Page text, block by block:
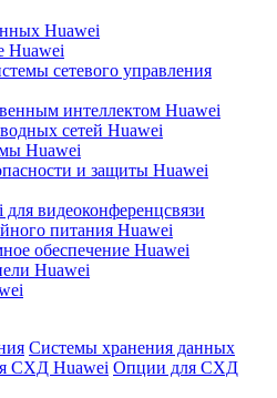
Huawei
Huawei
сетевого управления
интеллектом Huawei
сетей Huawei
Huawei
и защиты Huawei
видеоконференцсвязи
питания Huawei
обеспечение Huawei
Huawei
Системы хранения данных
СХД Huawei Опции для СХД